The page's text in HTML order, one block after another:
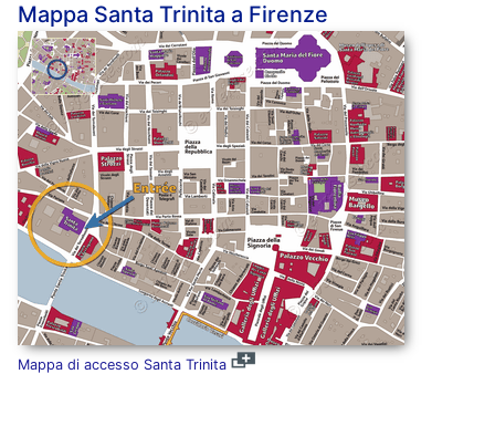
Mappa Santa Trinita a Firenze
Mappa di accesso Santa Trinita